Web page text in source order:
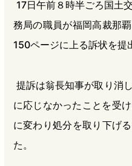
17日午前８時半ごろ国土
務局の職員が福岡高裁那
150ページに上る訴状を提
提訴は翁長知事が取り消
に応じなかったことを受
に変わり処分を取り下げ
た。